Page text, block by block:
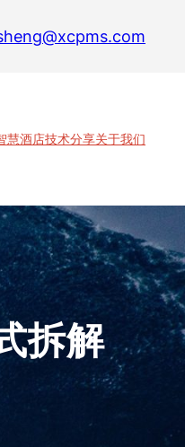
慧酒店技术分享关于我们
拆解